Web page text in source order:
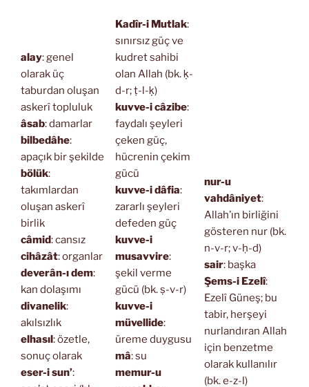
alay: genel
olarak üç
taburdan oluşan
askerî topluluk
âsab: damarlar
bilbedâhe:
apaçık bir şekilde
bölük:
takımlardan
oluşan askerî
birlik
câmid: cansız
cihâzât: organlar
deverân-ı dem:
kan dolaşımı
divanelik:
akılsızlık
elhasıl: özetle,
sonuç olarak
eser-i sun’:
Kadîr-i Mutlak:
sınırsız güç ve
kudret sahibi
olan Allah (bk. ḳ-
d-r; ṭ-l-ḳ)
kuvve-i câzibe:
faydalı şeyleri
çeken güç,
hücrenin çekim
gücü
kuvve-i dâfia:
zararlı şeyleri
defeden güç
kuvve-i
musavvire:
şekil verme
gücü (bk. ṣ-v-r)
kuvve-i
müvellide:
üreme duygusu
mâ: su
memur-u
nur-u
vahdâniyet:
Allah’ın birliğini
gösteren nur (bk.
n-v-r; v-ḥ-d)
sair: başka
Şems-i Ezelî:
Ezelî Güneş; bu
tabir, herşeyi
nurlandıran Allah
için benzetme
olarak kullanılır
(bk. e-z-l)